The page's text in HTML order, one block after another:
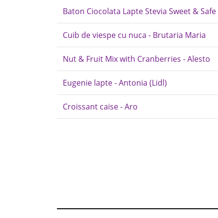
Baton Ciocolata Lapte Stevia Sweet & Safe
Cuib de viespe cu nuca - Brutaria Maria
Nut & Fruit Mix with Cranberries - Alesto
Eugenie lapte - Antonia (Lidl)
Croissant caise - Aro